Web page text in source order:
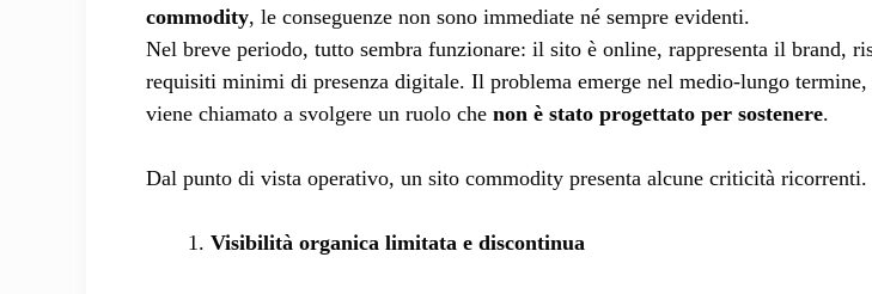
commodity, le conseguenze non sono immediate né sempre evidenti.
Nel breve periodo, tutto sembra funzionare: il sito è online, rappresenta il brand,
requisiti minimi di presenza digitale. Il problema emerge nel medio-lungo
viene chiamato a svolgere un ruolo che non è stato progettato per sostenere.
Dal punto di vista operativo, un sito commodity presenta alcune criticità ricorrenti.
Visibilità organica limitata e discontinua